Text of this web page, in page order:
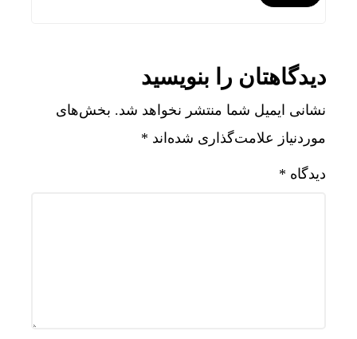
دیدگاهتان را بنویسید
نشانی ایمیل شما منتشر نخواهد شد. بخش‌های
موردنیاز علامت‌گذاری شده‌اند *
دیدگاه *